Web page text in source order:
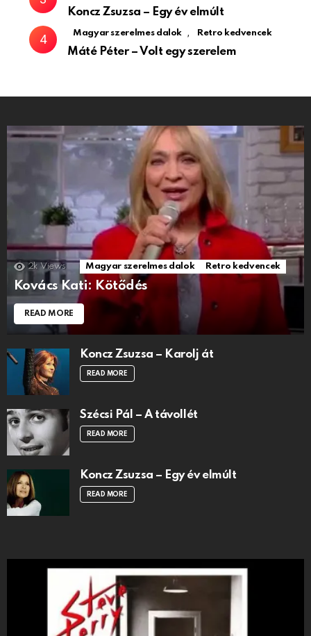
Koncz Zsuzsa – Egy év elmúlt
Magyar szerelmes dalok , Retro kedvencek
Máté Péter – Volt egy szerelem
2k Views Magyar szerelmes dalok Retro kedvencek
Kovács Kati: Kötődés
READ MORE
Koncz Zsuzsa – Karolj át
READ MORE
Szécsi Pál – A távollét
READ MORE
Koncz Zsuzsa – Egy év elmúlt
READ MORE